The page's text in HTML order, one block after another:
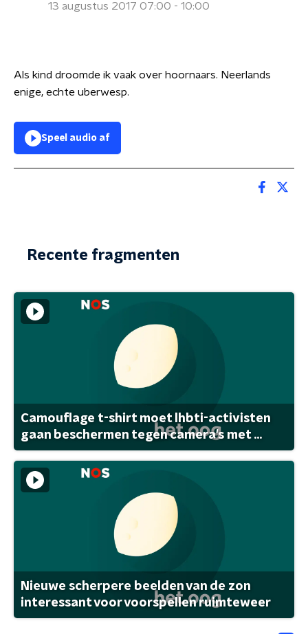
13 augustus 2017 07:00 - 10:00
Als kind droomde ik vaak over hoornaars. Neerlands
enige, echte uberwesp.
Speel audio af
Recente fragmenten
Camouflage t-shirt moet lhbti-activisten
gaan beschermen tegen camera's met ...
Nieuwe scherpere beelden van de zon
interessant voor voorspellen ruimteweer